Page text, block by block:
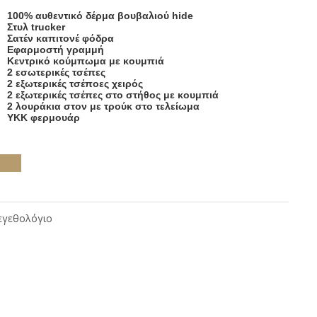
100% αυθεντικό δέρμα βουβαλιού hide
Στυλ trucker
Σατέν καπιτονέ φόδρα
Εφαρμοστή γραμμή
Κεντρικό κούμπωμα με κουμπιά
2 εσωτερικές τσέπες
2 εξωτερικές τσέποες χειρός
2 εξωτερικές τσέπες στο στήθος με κουμπιά
2 λουράκια στον με τρούκ στο τελείωμα
ΥΚΚ φερμουάρ